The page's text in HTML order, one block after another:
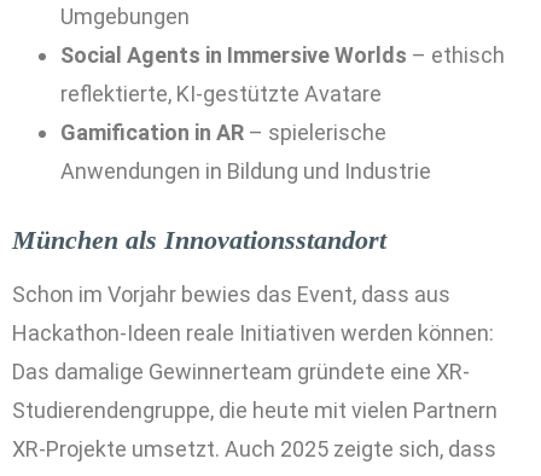
Umgebungen
Social Agents in Immersive Worlds – ethisch
reflektierte, KI-gestützte Avatare
Gamification in AR – spielerische
Anwendungen in Bildung und Industrie
München als Innovationsstandort
Schon im Vorjahr bewies das Event, dass aus
Hackathon-Ideen reale Initiativen werden können:
Das damalige Gewinnerteam gründete eine XR-
Studierendengruppe, die heute mit vielen Partnern
XR-Projekte umsetzt. Auch 2025 zeigte sich, dass